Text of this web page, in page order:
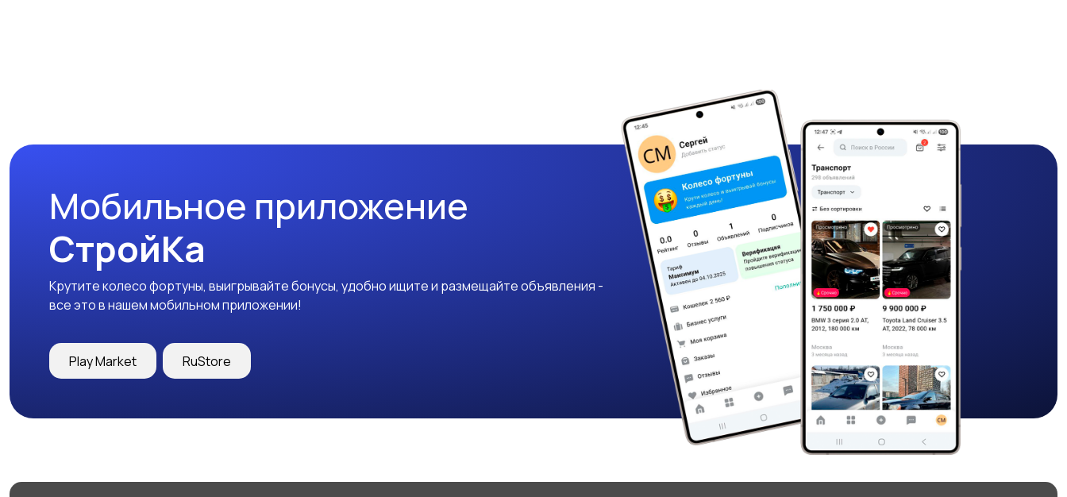
Мобильное приложение
СтройКа
Крутите колесо фортуны, выигрывайте бонусы, удобно ищите и размещайте объявления -
все это в нашем мобильном приложении!
Play Market RuStore